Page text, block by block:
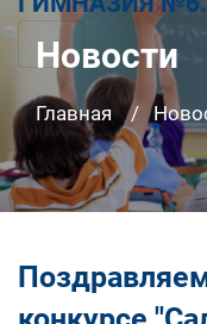
Новости
Главная